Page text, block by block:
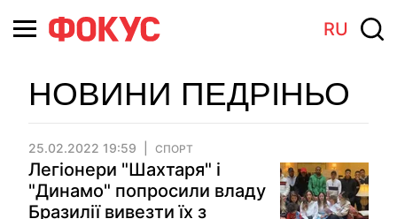
RU
НОВИНИ ПЕДРІНЬО
25.02.2022 19:59 СПОРТ
Легіонери "Шахтаря" і
"Динамо" попросили владу
Бразилії вивезти їх з